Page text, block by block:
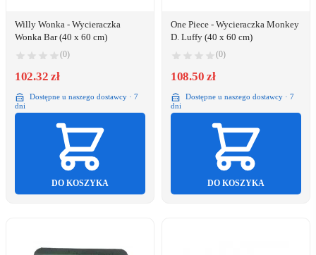
Willy Wonka - Wycieraczka
Wonka Bar (40 x 60 cm)
(0)
102.32 zł
Dostępne u naszego dostawcy · 7
dni
DO KOSZYKA
One Piece - Wycieraczka Monkey
D. Luffy (40 x 60 cm)
(0)
108.50 zł
Dostępne u naszego dostawcy · 7
dni
DO KOSZYKA